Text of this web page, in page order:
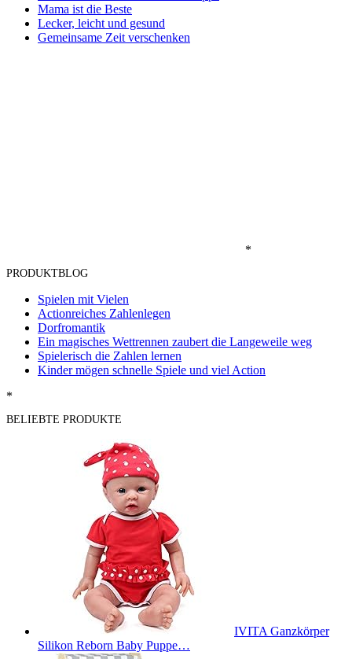
Mama ist die Beste
Lecker, leicht und gesund
Gemeinsame Zeit verschenken
*
PRODUKTBLOG
Spielen mit Vielen
Actionreiches Zahlenlegen
Dorfromantik
Ein magisches Wettrennen zaubert die Langeweile weg
Spielerisch die Zahlen lernen
Kinder mögen schnelle Spiele und viel Action
*
BELIEBTE PRODUKTE
IVITA Ganzkörper
Silikon Reborn Baby Puppe…